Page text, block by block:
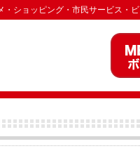
・ショッピング・市民サービス・